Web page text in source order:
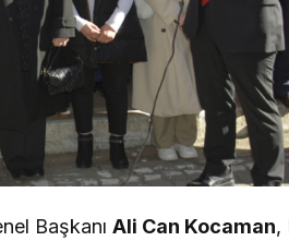
BaşkanıAli Can Kocaman,